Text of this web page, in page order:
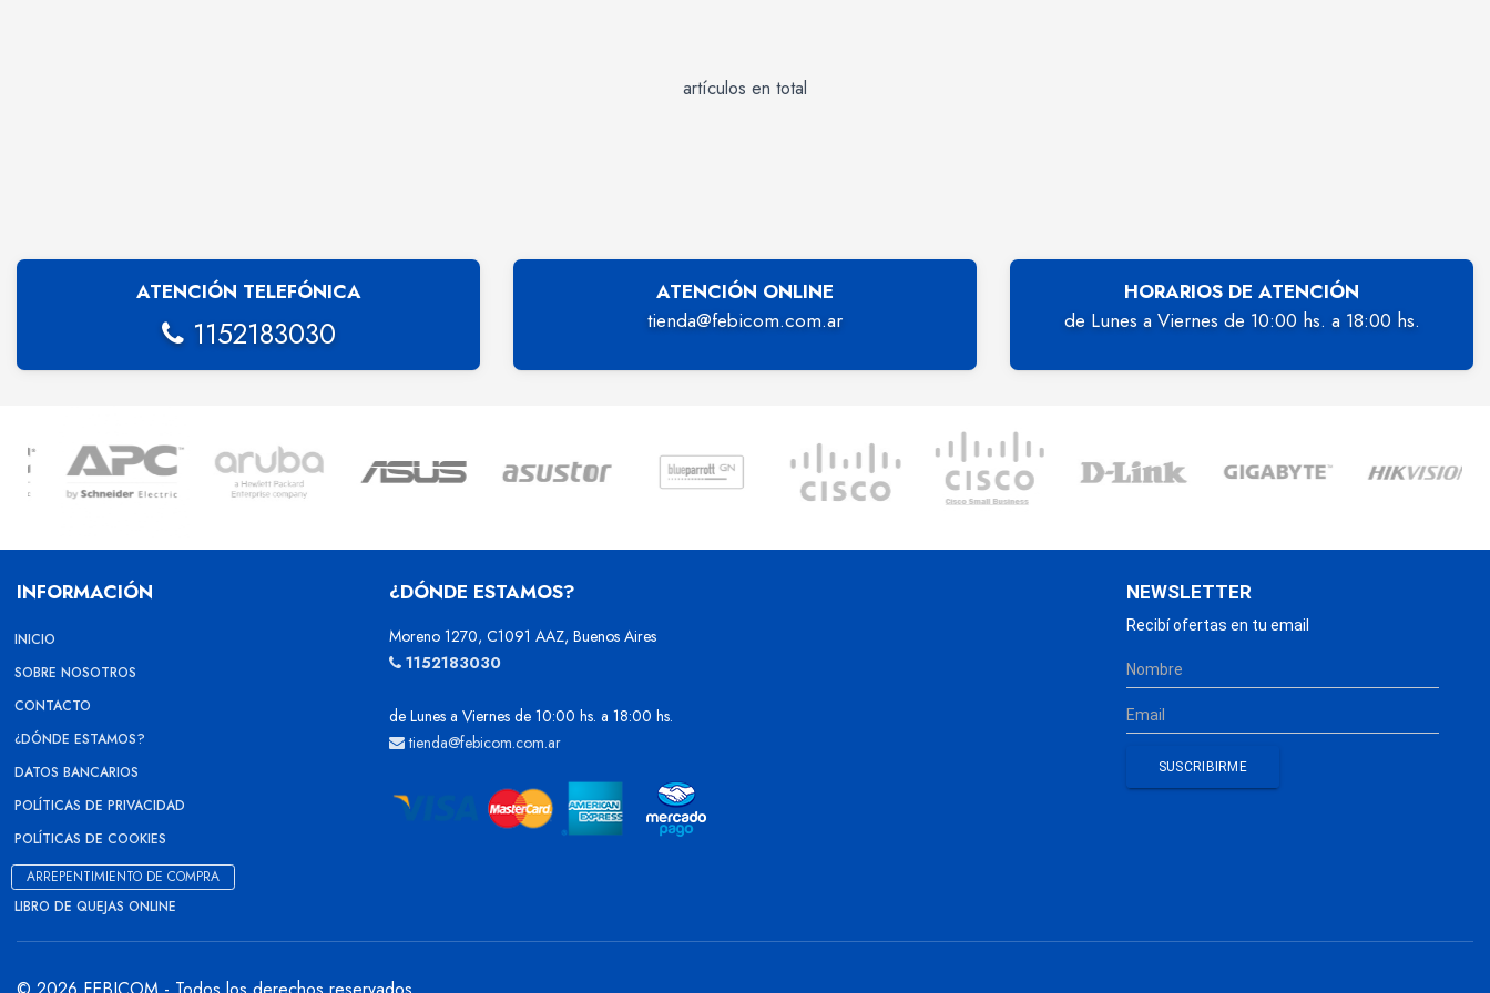
artículos en total
ATENCIÓN TELEFÓNICA
1152183030
ATENCIÓN ONLINE
tienda@febicom.com.ar
HORARIOS DE ATENCIÓN
de Lunes a Viernes de 10:00 hs. a 18:00 hs.
INFORMACIÓN
INICIO
SOBRE NOSOTROS
CONTACTO
¿DÓNDE ESTAMOS?
DATOS BANCARIOS
POLÍTICAS DE PRIVACIDAD
POLÍTICAS DE COOKIES
ARREPENTIMIENTO DE COMPRA
LIBRO DE QUEJAS ONLINE
¿DÓNDE ESTAMOS?
Moreno 1270, C1091 AAZ, Buenos Aires
1152183030
de Lunes a Viernes de 10:00 hs. a 18:00 hs.
tienda@febicom.com.ar
NEWSLETTER
Recibí ofertas en tu email